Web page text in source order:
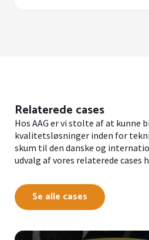
Relaterede cases
Hos AAG er vi stolte af at kunne
kvalitetsløsninger inden for
skum til den danske og
udvalg af vores relaterede cases
Se alle cases